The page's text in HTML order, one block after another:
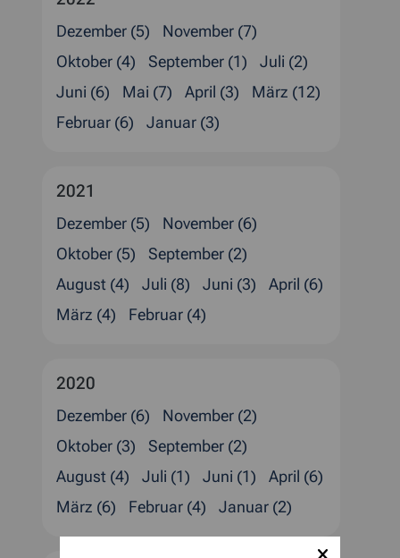
Dezember (5)
November (7)
Oktober (4)
September (1)
Juli (2)
Juni (6)
Mai (7) April (3)
März (12)
Februar (6)
Januar (3)
2021
Dezember (5)
November (6)
Oktober (5)
September (2)
August (4)
Juli (8) Juni (3)
April (6)
März (4)
Februar (4)
2020
Dezember (6)
November (2)
Oktober (3)
September (2)
August (4)
Juli (1) Juni (1)
April (6)
März (6)
Februar (4) Januar (2)